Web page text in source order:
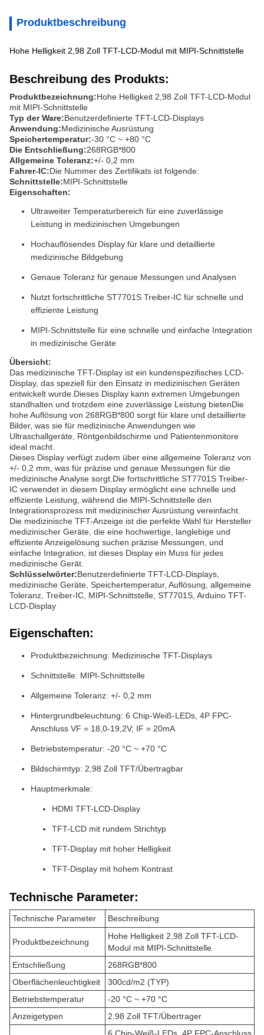
Produktbeschreibung
Hohe Helligkeit 2,98 Zoll TFT-LCD-Modul mit MIPI-Schnittstelle
Beschreibung des Produkts:
Produktbezeichnung:Hohe Helligkeit 2,98 Zoll TFT-LCD-Modul
mit MIPI-Schnittstelle
Typ der Ware:Benutzerdefinierte TFT-LCD-Displays
Anwendung:Medizinische Ausrüstung
Speichertemperatur:-30 °C ~ +80 °C
Die Entschließung:268RGB*800
Allgemeine Toleranz:+/- 0,2 mm
Fahrer-IC:Die Nummer des Zertifikats ist folgende:
Schnittstelle:MIPI-Schnittstelle
Eigenschaften:
Ultraweiter Temperaturbereich für eine zuverlässige
Leistung in medizinischen Umgebungen
Hochauflösendes Display für klare und detaillierte
medizinische Bildgebung
Genaue Toleranz für genaue Messungen und Analysen
Nutzt fortschrittliche ST7701S Treiber-IC für schnelle und
effiziente Leistung
MIPI-Schnittstelle für eine schnelle und einfache Integration
in medizinische Geräte
Übersicht:
Das medizinische TFT-Display ist ein kundenspezifisches LCD-
Display, das speziell für den Einsatz in medizinischen Geräten
entwickelt wurde.Dieses Display kann extremen Umgebungen
standhalten und trotzdem eine zuverlässige Leistung bietenDie
hohe Auflösung von 268RGB*800 sorgt für klare und detaillierte
Bilder, was sie für medizinische Anwendungen wie
Ultraschallgeräte, Röntgenbildschirme und Patientenmonitore
ideal macht.
Dieses Display verfügt zudem über eine allgemeine Toleranz von
+/- 0,2 mm, was für präzise und genaue Messungen für die
medizinische Analyse sorgt.Die fortschrittliche ST7701S Treiber-
IC verwendet in diesem Display ermöglicht eine schnelle und
effiziente Leistung, während die MIPI-Schnittstelle den
Integrationsprozess mit medizinischer Ausrüstung vereinfacht.
Die medizinische TFT-Anzeige ist die perfekte Wahl für Hersteller
medizinischer Geräte, die eine hochwertige, langlebige und
effiziente Anzeigelösung suchen.präzise Messungen, und
einfache Integration, ist dieses Display ein Muss für jedes
medizinische Gerät.
Schlüsselwörter:Benutzerdefinierte TFT-LCD-Displays,
medizinische Geräte, Speichertemperatur, Auflösung, allgemeine
Toleranz, Treiber-IC, MIPI-Schnittstelle, ST7701S, Arduino TFT-
LCD-Display
Eigenschaften:
Produktbezeichnung: Medizinische TFT-Displays
Schnittstelle: MIPI-Schnittstelle
Allgemeine Toleranz: +/- 0,2 mm
Hintergrundbeleuchtung: 6 Chip-Weiß-LEDs, 4P FPC-
Anschluss VF = 18,0-19,2V; IF = 20mA
Betriebstemperatur: -20 °C ~ +70 °C
Bildschirmtyp: 2,98 Zoll TFT/Übertragbar
Hauptmerkmale:
HDMI TFT-LCD-Display
TFT-LCD mit rundem Strichtyp
TFT-Display mit hoher Helligkeit
TFT-Display mit hohem Kontrast
Technische Parameter:
Technische Parameter Beschreibung
Produktbezeichnung
Hohe Helligkeit 2,98 Zoll TFT-LCD-
Modul mit MIPI-Schnittstelle
Entschließung
268RGB*800
Oberflächenleuchtigkeit
300cd/m2 (TYP)
Betriebstemperatur
-20 °C ~ +70 °C
Anzeigetypen
2.98 Zoll TFT/Übertrager